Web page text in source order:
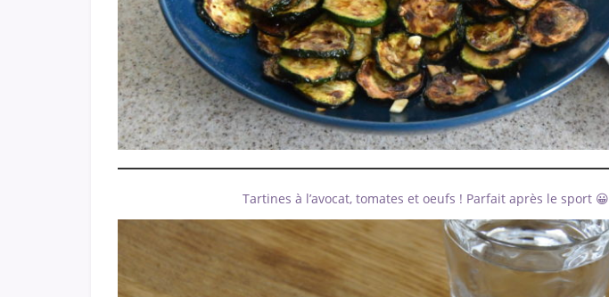
Tartines à l’avocat, tomates et oeufs ! Parfait après le sport 😀